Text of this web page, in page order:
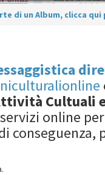
di un Album, clicca qui
Cultuali
online
conseguenza,